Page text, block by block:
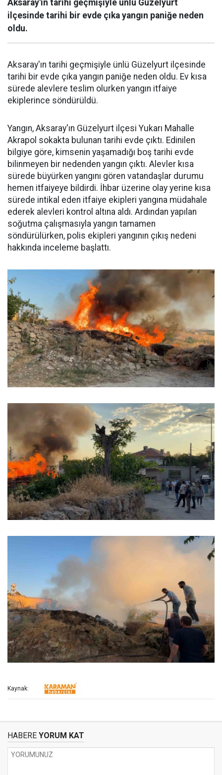
Aksaray'ın tarihi geçmişiyle ünlü Güzelyurt
ilçesinde tarihi bir evde çıka yangın paniğe neden
oldu.
Aksaray'ın tarihi geçmişiyle ünlü Güzelyurt ilçesinde
tarihi bir evde çıka yangın paniğe neden oldu. Ev kısa
sürede alevlere teslim olurken yangın itfaiye
ekiplerince söndürüldü.
Yangın, Aksaray'ın Güzelyurt ilçesi Yukarı Mahalle
Akrapol sokakta bulunan tarihi evde çıktı. Edinilen
bilgiye göre, kimsenin yaşamadığı boş tarihi evde
bilinmeyen bir nedenden yangın çıktı. Alevler kısa
sürede büyürken yangını gören vatandaşlar durumu
hemen itfaiyeye bildirdi. İhbar üzerine olay yerine kısa
sürede intikal eden itfaiye ekipleri yangına müdahale
ederek alevleri kontrol altına aldı. Ardından yapılan
soğutma çalışmasıyla yangın tamamen
söndürülürken, polis ekipleri yangının çıkış nedeni
hakkında inceleme başlattı.
Kaynak:
HABERE YORUM KAT